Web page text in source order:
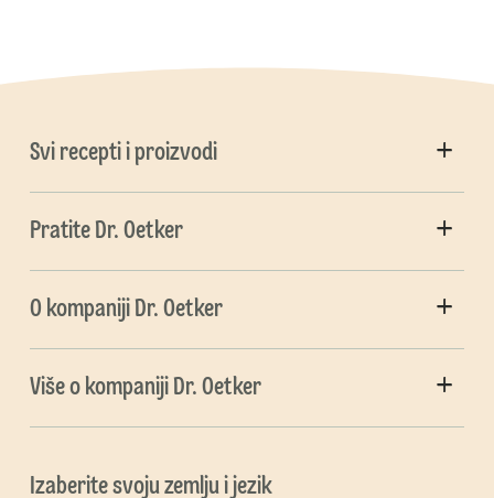
Svi recepti i proizvodi
Pratite Dr. Oetker
O kompaniji Dr. Oetker
Više o kompaniji Dr. Oetker
Izaberite svoju zemlju i jezik